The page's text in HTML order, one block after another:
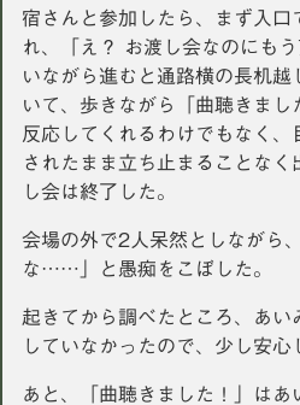
宿さんと参加したら、まず入口
れ、「え？ お渡し会なのにも
いながら進むと通路横の長机越
いて、歩きながら「曲聴きまし
反応してくれるわけでもなく、
されたまま立ち止まることな
し会は終了した。
会場の外で2人呆然としながら
な……」と愚痴をこぼした。
起きてから調べたところ、あい
していなかったので、少し安心
あと、「曲聴きました！」はあ